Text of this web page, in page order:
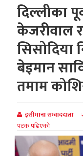
दिल्लीका
केजरीवाल
सिसोदिया
बेइमान
तमाम
इसीमाना सम्वाददाता
पटक पढिएको